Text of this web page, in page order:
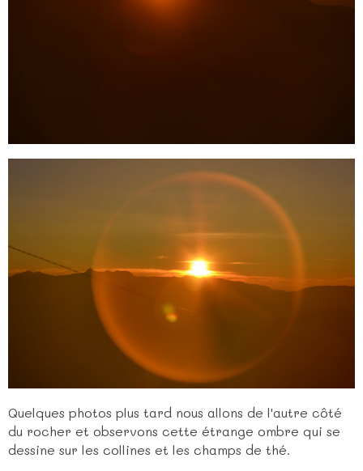
Quelques photos plus tard nous allons de l'autre côté
du rocher et observons cette étrange ombre qui se
dessine sur les collines et les champs de thé.